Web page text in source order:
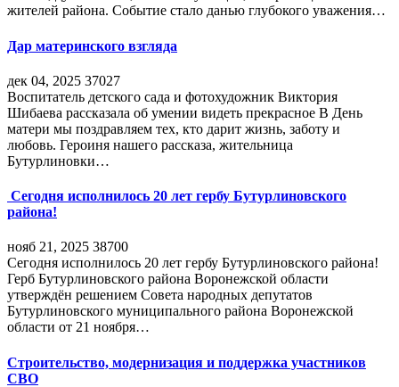
жителей района. Событие стало данью глубокого уважения…
Дар материнского взгляда
дек 04, 2025 37027
Воспитатель детского сада и фотохудожник Виктория
Шибаева рассказала об умении видеть прекрасное В День
матери мы поздравляем тех, кто дарит жизнь, заботу и
любовь. Героиня нашего рассказа, жительница
Бутурлиновки…
Сегодня исполнилось 20 лет гербу Бутурлиновского
района!
нояб 21, 2025 38700
Сегодня исполнилось 20 лет гербу Бутурлиновского района!
Герб Бутурлиновского района Воронежской области
утверждён решением Совета народных депутатов
Бутурлиновского муниципального района Воронежской
области от 21 ноября…
Строительство, модернизация и поддержка участников
СВО